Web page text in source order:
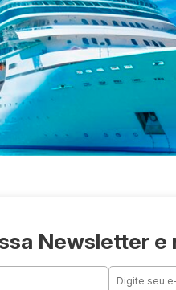
Newsletter